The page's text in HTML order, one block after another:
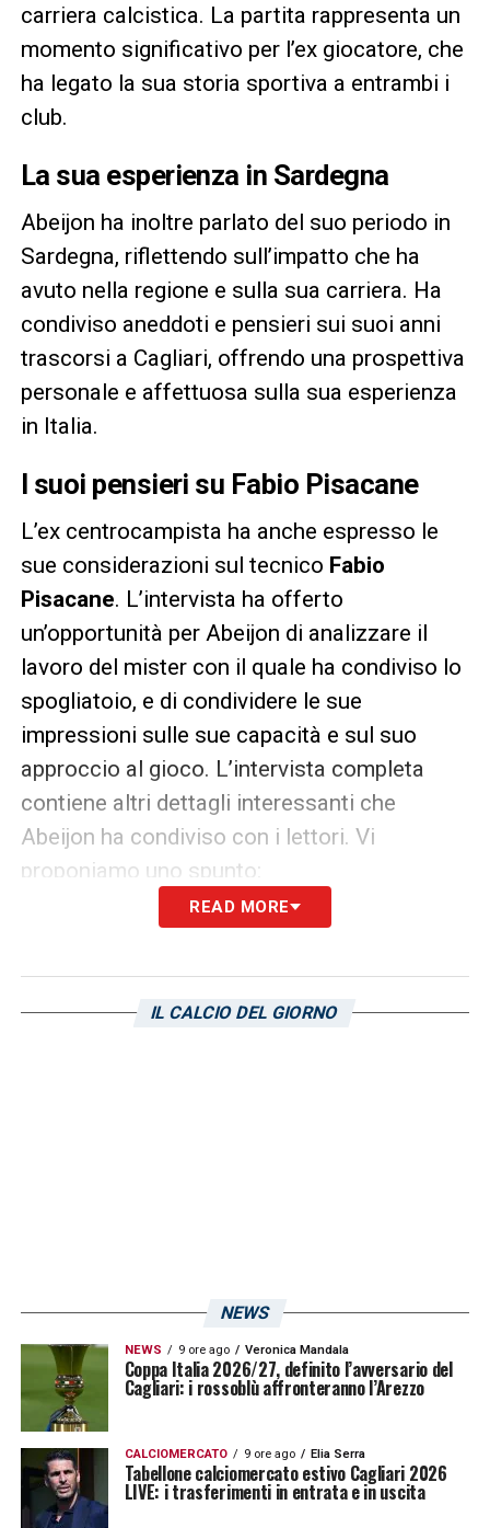
carriera calcistica. La partita rappresenta un
momento significativo per l’ex giocatore, che
ha legato la sua storia sportiva a entrambi i
club.
La sua esperienza in Sardegna
Abeijon ha inoltre parlato del suo periodo in
Sardegna, riflettendo sull’impatto che ha
avuto nella regione e sulla sua carriera. Ha
condiviso aneddoti e pensieri sui suoi anni
trascorsi a Cagliari, offrendo una prospettiva
personale e affettuosa sulla sua esperienza
in Italia.
I suoi pensieri su Fabio Pisacane
L’ex centrocampista ha anche espresso le
sue considerazioni sul tecnico Fabio
Pisacane. L’intervista ha offerto
un’opportunità per Abeijon di analizzare il
lavoro del mister con il quale ha condiviso lo
spogliatoio, e di condividere le sue
impressioni sulle sue capacità e sul suo
approccio al gioco. L’intervista completa
contiene altri dettagli interessanti che
Abeijon ha condiviso con i lettori. Vi
proponiamo uno spunto:
«Non più di tanto. Se uno è
che quando giocava sputava l’anima per il
READ MORE
IL CALCIO DEL GIORNO
NEWS
NEWS 9 ore ago Veronica Mandala
Coppa Italia 2026/27, definito l’avversario del
Cagliari: i rossoblù affronteranno l’Arezzo
CALCIOMERCATO 9 ore ago Elia Serra
Tabellone calciomercato estivo Cagliari 2026
LIVE: i trasferimenti in entrata e in uscita